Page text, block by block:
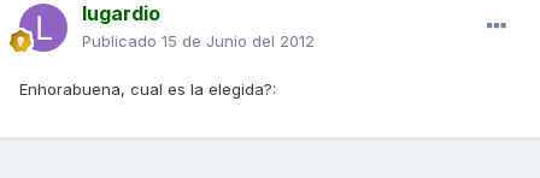
lugardio
Publicado 15 de Junio del 2012
Enhorabuena, cual es la elegida?: